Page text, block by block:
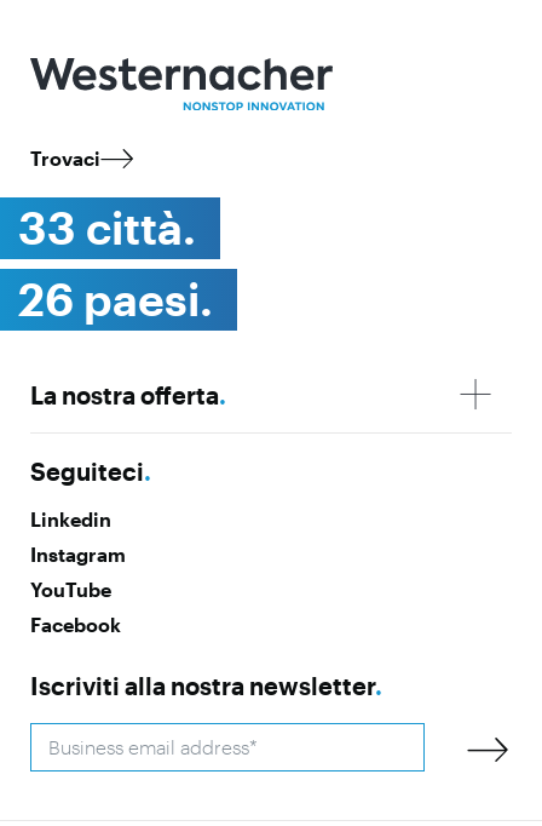
Trovaci
33 città.
26 paesi.
La nostra offerta.
Seguiteci.
Linkedin
Instagram
YouTube
Facebook
Iscriviti alla nostra newsletter.